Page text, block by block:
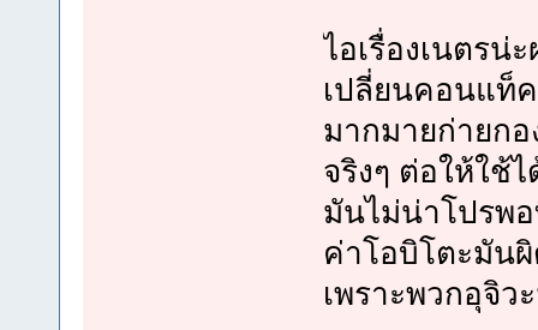
ไอเรื่องเนตรน่
เปลี่ยนคอนแท็
มากมายก่ายก
จริงๆ ต่อให้ใช้
มันไม่น่าโปรพ
ค่าโอบิโตะมัน
เพราะพวกอุจิว